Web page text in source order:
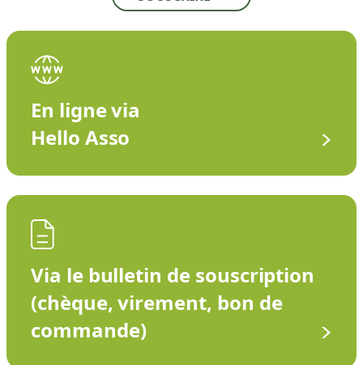
En ligne via
Hello Asso
Via le bulletin de souscription
(chèque, virement, bon de
commande)